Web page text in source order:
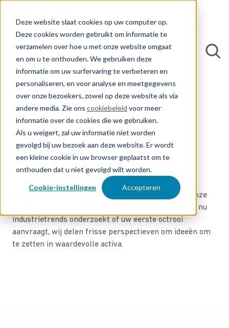
Deze website slaat cookies op uw computer op.
Deze cookies worden gebruikt om informatie te
verzamelen over hoe u met onze website omgaat
en om u te onthouden. We gebruiken deze
informatie om uw surfervaring te verbeteren en
personaliseren, en voor analyse en meetgegevens
over onze bezoekers, zowel op deze website als via
andere media. Zie ons cookiebeleid voor meer
informatie over de cookies die we gebruiken.
Als u weigert, zal uw informatie niet worden
gevolgd bij uw bezoek aan deze website. Er wordt
een kleine cookie in uw browser geplaatst om te
onthouden dat u niet gevolgd wilt worden.
Cookie-instellingen Accepteren
Blogs
Verken de wereld van intellectueel eigendom met onze
praktische octrooigidsen en insiderstrategieën. Of u nu
industrietrends onderzoekt of uw eerste octrooi
aanvraagt, wij delen frisse perspectieven om ideeën om
te zetten in waardevolle activa.